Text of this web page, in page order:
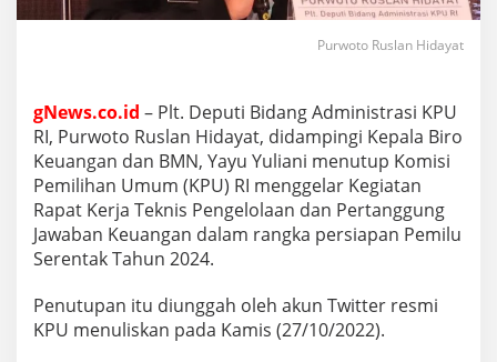
Purwoto Ruslan Hidayat
gNews.co.id – Plt. Deputi Bidang Administrasi KPU
RI, Purwoto Ruslan Hidayat, didampingi Kepala Biro
Keuangan dan BMN, Yayu Yuliani menutup Komisi
Pemilihan Umum (KPU) RI menggelar Kegiatan
Rapat Kerja Teknis Pengelolaan dan Pertanggung
Jawaban Keuangan dalam rangka persiapan Pemilu
Serentak Tahun 2024.
Penutupan itu diunggah oleh akun Twitter resmi
KPU menuliskan pada Kamis (27/10/2022).